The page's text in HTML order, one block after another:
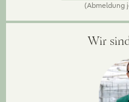
(Abmeldung
Wir